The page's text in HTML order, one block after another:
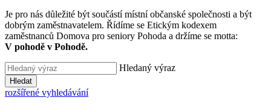
Je pro nás důležité být součástí místní občanské společnosti a být
dobrým zaměstnavatelem. Řídíme se Etickým kodexem
zaměstnanců Domova pro seniory Pohoda a držíme se motta:
V pohodě v Pohodě.
Hledaný výraz
Hledat
rozšířené vyhledávání